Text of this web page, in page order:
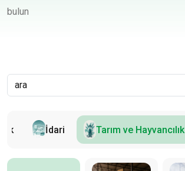
bulun
İdari Tarım ve Hayvancılık